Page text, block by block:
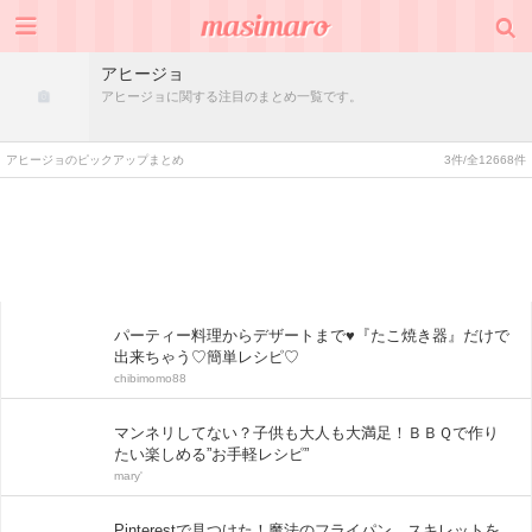
アヒージョ
アヒージョに関する注目のまとめ一覧です。
アヒージョのピックアップまとめ 3件/全12668件
パーティー料理からデザートまで♥『たこ焼き器』だけで
出来ちゃう♡簡単レシピ♡
chibimomo88
マンネリしてない？子供も大人も大満足！ＢＢＱで作り
たい楽しめる”お手軽レシピ”
mary'